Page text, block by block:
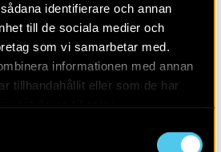
identifierare och annan
till de sociala medier och
som vi samarbetar med.
informationen med annan
tillhandahållit eller som de har